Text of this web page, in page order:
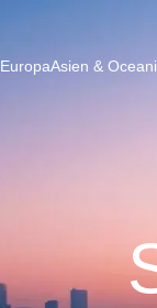
EuropaAsien &